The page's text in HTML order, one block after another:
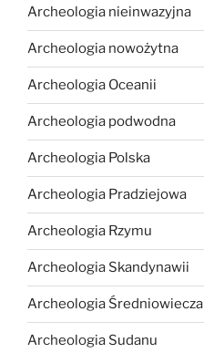
Archeologia nieinwazyjna
Archeologia nowożytna
Archeologia Oceanii
Archeologia podwodna
Archeologia Polska
Archeologia Pradziejowa
Archeologia Rzymu
Archeologia Skandynawii
Archeologia Średniowiecza
Archeologia Sudanu